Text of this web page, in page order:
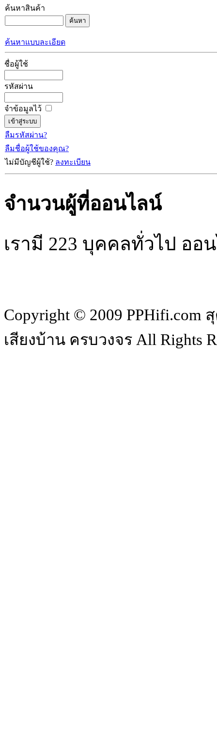
ค้นหาสินค้า
ค้นหาแบบละเอียด
ชื่อผู้ใช้
รหัสผ่าน
จำข้อมูลไว้
ลืมรหัสผ่าน?
ลืมชื่อผู้ใช้ของคุณ?
ไม่มีบัญชีผู้ใช้? ลงทะเบียน
จำนวนผู้ที่ออนไลน์
เรามี 223 บุคคลทั่วไป ออ
Copyright © 2009 PPHifi.com
เสียงบ้าน ครบวงจร All Rights